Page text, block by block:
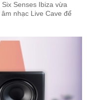
Senses Ibiza vừa
nhạc Live Cave để